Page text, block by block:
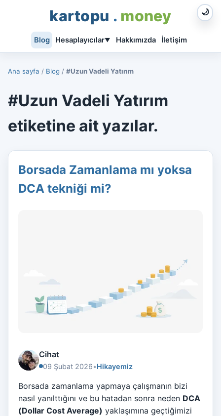
kartopu . money 🌙
Blog Hesaplayıcılar▼ Hakkımızda İletişim
Ana sayfa / Blog / #Uzun Vadeli Yatırım
#Uzun Vadeli Yatırım
etiketine ait yazılar.
Borsada Zamanlama mı yoksa
DCA tekniği mi?
Cihat
09 Şubat 2026•Hikayemiz
Borsada zamanlama yapmaya çalışmanın bizi
nasıl yanılttığını ve bu hatadan sonra neden DCA
(Dollar Cost Average) yaklaşımına geçtiğimizi